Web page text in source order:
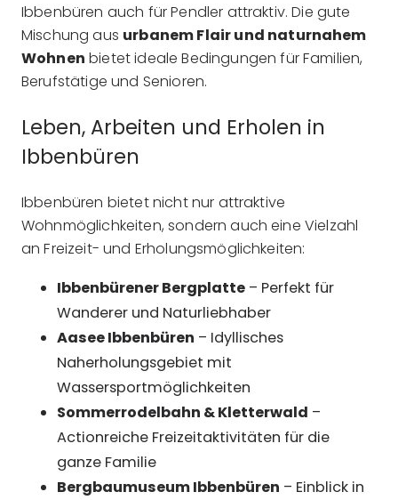
Ibbenbüren auch für Pendler attraktiv. Die gute
Mischung aus urbanem Flair und naturnahem
Wohnen bietet ideale Bedingungen für Familien,
Berufstätige und Senioren.
Leben, Arbeiten und Erholen in
Ibbenbüren
Ibbenbüren bietet nicht nur attraktive
Wohnmöglichkeiten, sondern auch eine Vielzahl
an Freizeit- und Erholungsmöglichkeiten:
Ibbenbürener Bergplatte – Perfekt für
Wanderer und Naturliebhaber
Aasee Ibbenbüren – Idyllisches
Naherholungsgebiet mit
Wassersportmöglichkeiten
Sommerrodelbahn & Kletterwald –
Actionreiche Freizeitaktivitäten für die
ganze Familie
Bergbaumuseum Ibbenbüren – Einblick in